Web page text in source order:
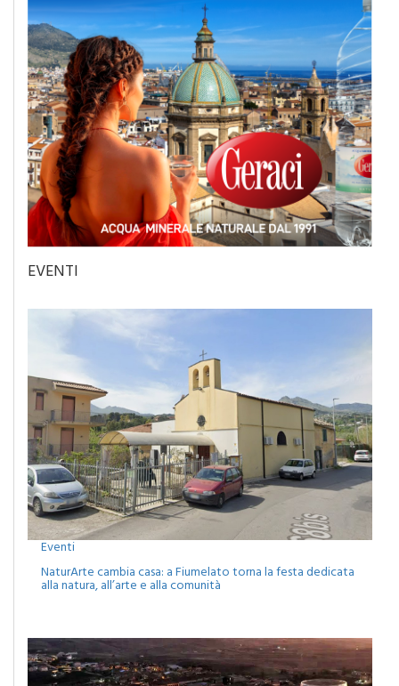
Eventi
NaturArte cambia casa: a Fiumelato torna la festa dedicata